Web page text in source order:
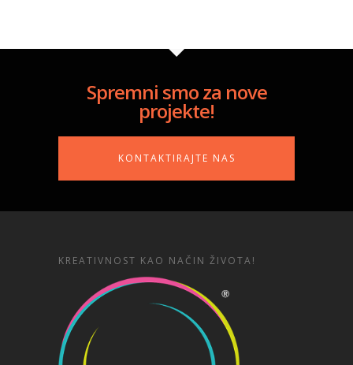
Spremni smo za nove
projekte!
KONTAKTIRAJTE NAS
KREATIVNOST KAO NAČIN ŽIVOTA!